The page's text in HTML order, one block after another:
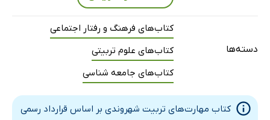
روش‌های یاددهی یادگیری متناسب با تربیت شهروندی
سیر تحول در برنامه‌ی درسی دوره راهنمایی تحصیلی ایران
اهداف دوره راهنمایی تحصیلی
پژوهش‌های داخلی و خارجی
نتیجه گیری
دسته‌ها
کتاب‌های فرهنگ و رفتار اجتماعی
کتاب‌های علوم تربیتی
کتاب‌های جامعه شناسی
کتاب مهارت‌های تربیت شهروندی بر اساس قرارداد رسمی